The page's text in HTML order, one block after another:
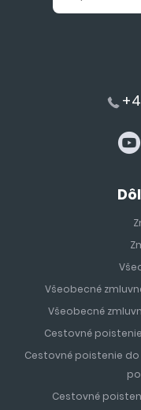
Všeobecné
Všeobecné
Cestovné
Cestovné poistenie
Cestovné